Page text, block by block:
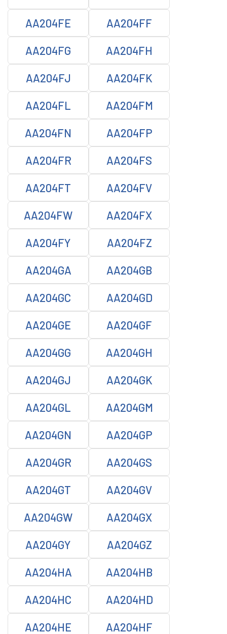
AA204FE AA204FF
AA204FG AA204FH
AA204FJ AA204FK
AA204FL AA204FM
AA204FN AA204FP
AA204FR AA204FS
AA204FT AA204FV
AA204FW AA204FX
AA204FY AA204FZ
AA204GA AA204GB
AA204GC AA204GD
AA204GE AA204GF
AA204GG AA204GH
AA204GJ AA204GK
AA204GL AA204GM
AA204GN AA204GP
AA204GR AA204GS
AA204GT AA204GV
AA204GW AA204GX
AA204GY AA204GZ
AA204HA AA204HB
AA204HC AA204HD
AA204HE AA204HF